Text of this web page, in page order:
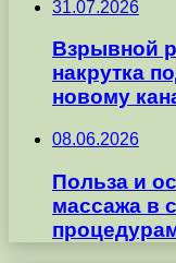
31.07.2026
Взрывной
накрутка
новому
08.06.2026
Польза и
массажа в